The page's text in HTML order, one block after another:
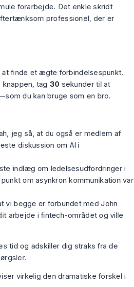
forarbejde. Det enkle skridt
professionel, der er
finde et ægte forbindelsespunkt.
tag 30 sekunder til at
du kan bruge som en bro.
jeg så, at du også er medlem af
diskussion om AI i
indlæg om ledelsesudfordringer i
om asynkron kommunikation var
vi begge er forbundet med John
arbejde i fintech-området og ville
tid og adskiller dig straks fra de
virkelig den dramatiske forskel i